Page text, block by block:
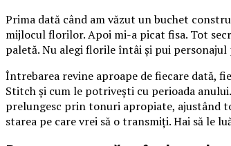
Prima dată când am văzut un buchet
mijlocul florilor. Apoi mi-a picat fisa. Tot
paletă. Nu alegi florile întâi și pui
Întrebarea revine aproape de fiecare dată,
Stitch și cum le potrivești cu perioada
prelungesc prin tonuri apropiate, ajustând
starea pe care vrei să o transmiți. Hai să le